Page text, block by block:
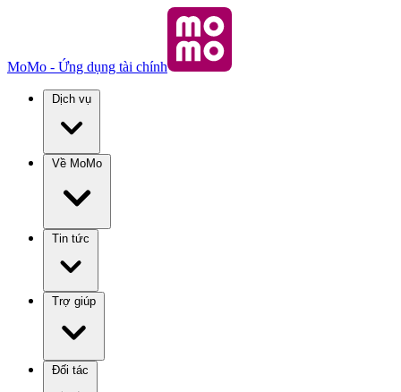
MoMo - Ứng dụng tài chính
Dịch vụ
Về MoMo
Tin tức
Trợ giúp
Đối tác